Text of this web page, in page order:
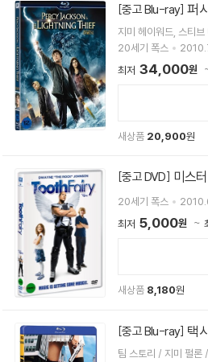
[중고 Blu-ray] 퍼
지미 헤이워드, 스티브
20세기 폭스
최저 34,000원
새상품 20,900원
[중고 DVD] 미스
20세기 폭스
최저 5,000원
새상품 8,180원
[중고 Blu-ray] 택